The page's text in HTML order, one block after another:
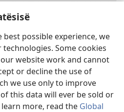
possible experience, we
Some cookies
website work and cannot
or decline the use of
we use only to improve
this data will ever be sold or
more, read the Global